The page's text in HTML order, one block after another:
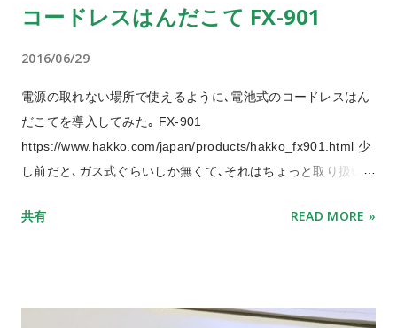
コードレスはんだこて FX-901
2016/06/29
電源の取れない場所で使えるように､電池式のコードレスはん
だこてを導入してみた｡ FX-901
https://www.hakko.com/japan/products/hakko_fx901.html 少
し前だと､ガス式ぐらいしか無くて､それはちょっと取り扱い
本で動くのでお手軽だ｡ 新品のエネループを使用して､基板の
は新鮮かもしれない｡ ニッケル水素充電池だと､電圧が低いの
共有 READ MORE »